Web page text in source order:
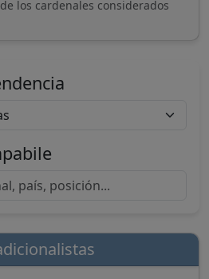
los cardenales considerados